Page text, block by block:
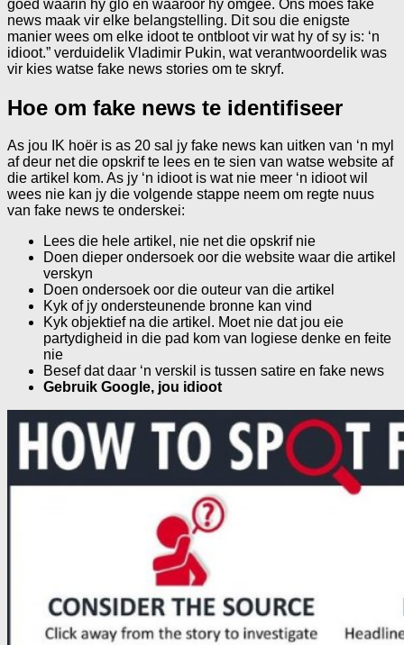
goed waarin hy glo en waaroor hy omgee. Ons moes fake
news maak vir elke belangstelling. Dit sou die enigste
manier wees om elke idoot te ontbloot vir wat hy of sy is: ‘n
idioot.” verduidelik Vladimir Pukin, wat verantwoordelik was
vir kies watse fake news stories om te skryf.
Hoe om fake news te identifiseer
As jou IK hoër is as 20 sal jy fake news kan uitken van ‘n myl
af deur net die opskrif te lees en te sien van watse website af
die artikel kom. As jy ‘n idioot is wat nie meer ‘n idioot wil
wees nie kan jy die volgende stappe neem om regte nuus
van fake news te onderskei:
Lees die hele artikel, nie net die opskrif nie
Doen dieper ondersoek oor die website waar die artikel
verskyn
Doen ondersoek oor die outeur van die artikel
Kyk of jy ondersteunende bronne kan vind
Kyk objektief na die artikel. Moet nie dat jou eie
partydigheid in die pad kom van logiese denke en feite
nie
Besef dat daar ‘n verskil is tussen satire en fake news
Gebruik Google, jou idioot